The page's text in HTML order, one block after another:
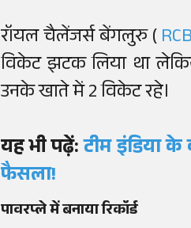
रॉयल चैलेंजर्स बेंगलुरु (
विकेट झटक लिया था
उनके खाते में 2 विकेट रहे।
यह भी पढ़ें:टीम इंडिया
फैसला!
पावरप्ले में बनाया रिकॉर्ड